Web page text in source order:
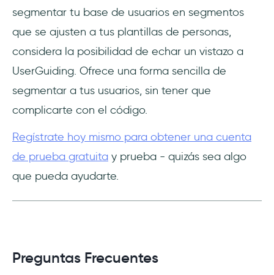
segmentar tu base de usuarios en segmentos
que se ajusten a tus plantillas de personas,
considera la posibilidad de echar un vistazo a
UserGuiding. Ofrece una forma sencilla de
segmentar a tus usuarios, sin tener que
complicarte con el código.
Regístrate hoy mismo para obtener una cuenta
de prueba gratuita y prueba - quizás sea algo
que pueda ayudarte.
Preguntas Frecuentes